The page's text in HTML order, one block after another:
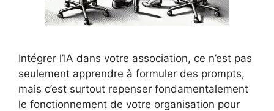
Intégrer l’IA dans votre association, ce n’est pas
seulement apprendre à formuler des prompts,
mais c’est surtout repenser fondamentalement
le fonctionnement de votre organisation pour